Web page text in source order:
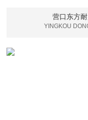
营口东方
YINGKOU